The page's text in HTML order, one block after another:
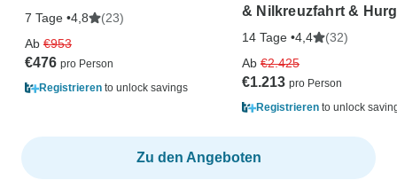
7 Tage •4,8
(23)
Ab €953
€476
Registrieren to unlock savings
& Nilkreuzfahrt &
14 Tage •4,4
(32)
Ab €2.425
€1.213
Registrieren to unlock
Zu den Angeboten